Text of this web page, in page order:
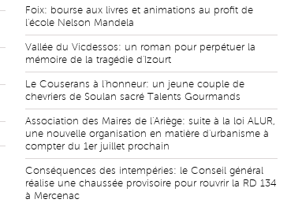
Foix: bourse aux livres et animations au profit de
l'école Nelson Mandela
Vallée du Vicdessos: un roman pour perpétuer la
mémoire de la tragédie d'Izourt
Le Couserans à l'honneur: un jeune couple de
chevriers de Soulan sacré Talents Gourmands
Association des Maires de l'Ariège: suite à la loi ALUR,
une nouvelle organisation en matière d'urbanisme à
compter du 1er juillet prochain
Conséquences des intempéries: le Conseil général
réalise une chaussée provisoire pour rouvrir la RD 134
à Mercenac